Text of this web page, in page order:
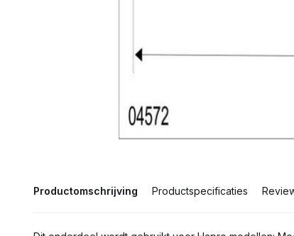
Productomschrijving Productspecificaties